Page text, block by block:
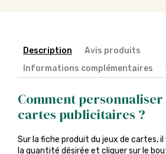
Description
Avis produits
Informations complémentaires
Comment
cartes publicitaires ?
Sur la fiche produit du jeux de cartes,
la quantité désirée et cliquer sur le